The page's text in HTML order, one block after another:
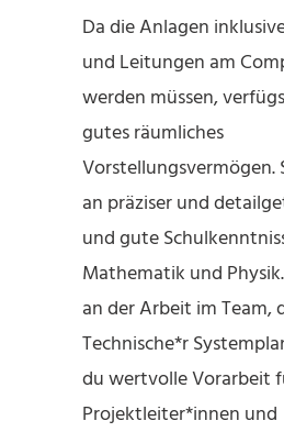
Da die Anlagen
und Leitungen am
werden müssen,
gutes räumliches
Vorstellungsvermögen.
an präziser und
und gute
Mathematik und
an der Arbeit im Team,
Technische*r
du wertvolle Vorarbeit
Projektleiter*innen und